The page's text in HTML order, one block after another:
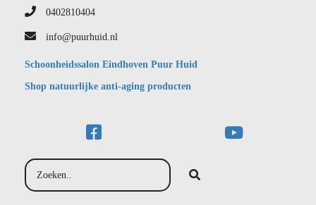
0402810404
info@puurhuid.nl
Schoonheidssalon Eindhoven Puur Huid
Shop natuurlijke anti-aging producten